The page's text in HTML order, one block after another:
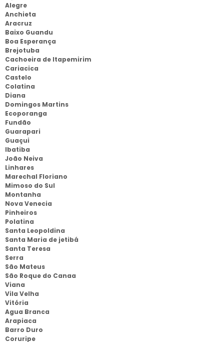
Alegre
Anchieta
Aracruz
Baixo Guandu
Boa Esperança
Brejotuba
Cachoeira de Itapemirim
Cariacica
Castelo
Colatina
Diana
Domingos Martins
Ecoporanga
Fundão
Guarapari
Guaçui
Ibatiba
João Neiva
Linhares
Marechal Floriano
Mimoso do Sul
Montanha
Nova Venecia
Pinheiros
Polatina
Santa Leopoldina
Santa Maria de jetibá
Santa Teresa
Serra
São Mateus
São Roque do Canaa
Viana
Vila Velha
Vitória
Agua Branca
Arapiaca
Barro Duro
Coruripe